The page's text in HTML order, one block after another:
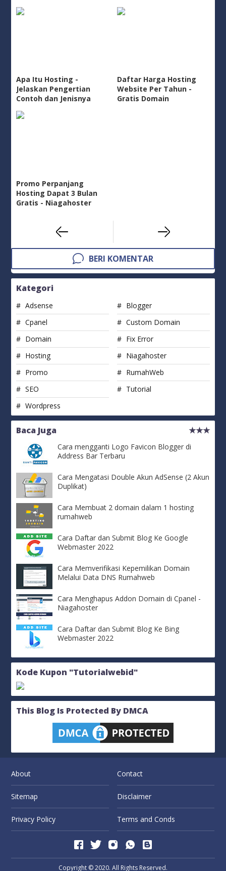
Apa Itu Hosting -
Jelaskan Pengertian
Contoh dan Jenisnya
Daftar Harga Hosting
Website Per Tahun -
Gratis Domain
Promo Perpanjang
Hosting Dapat 3 Bulan
Gratis - Niagahoster
BERI KOMENTAR
Kategori
Adsense
Blogger
Cpanel
Custom Domain
Domain
Fix Error
Hosting
Niagahoster
Promo
RumahWeb
SEO
Tutorial
Wordpress
Baca Juga
Cara mengganti Logo Favicon Blogger di
Address Bar Terbaru
Cara Mengatasi Double Akun AdSense (2 Akun
Duplikat)
Cara Membuat 2 domain dalam 1 hosting
rumahweb
Cara Daftar dan Submit Blog Ke Google
Webmaster 2022
Cara Memverifikasi Kepemilikan Domain
Melalui Data DNS Rumahweb
Cara Menghapus Addon Domain di Cpanel -
Niagahoster
Cara Daftar dan Submit Blog Ke Bing
Webmaster 2022
Kode Kupon "Tutorialwebid"
This Blog Is Protected By DMCA
About Contact
Sitemap Disclaimer
Privacy Policy Terms and Conds
Copyright © 2020. All Rights Reserved.